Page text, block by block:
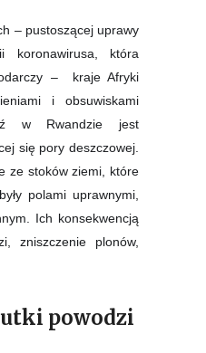
– pustoszącej uprawy
koronawirusa, która
– kraje Afryki
i obsuwiskami
w Rwandzie jest
się pory deszczowej.
ze stoków ziemi, które
polami uprawnymi,
Ich konsekwencją
zniszczenie plonów,
powodzi